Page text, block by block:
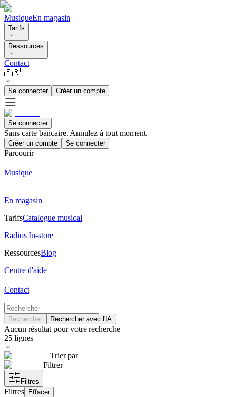
MusiqueEn magasin
Tarifs
Ressources
Contact
🇫🇷
Se connecter Créer un compte
Se connecter
Sans carte bancaire. Annulez à tout moment.
Créer un compte Se connecter
Parcourir
Musique
En magasin
TarifsCatalogue musical
Radios In-store
RessourcesBlog
Centre d'aide
Contact
Rechercher Rechercher avec l'IA
Aucun résultat pour votre recherche
25 lignes
Trier par
Filtrer
Filtres
Filtres Effacer